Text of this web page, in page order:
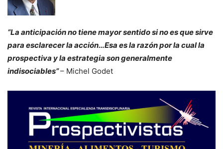
“La anticipación no tiene mayor sentido si no es que sirve
para esclarecer la acción…Esa es la razón por la cual la
prospectiva y la estrategia son generalmente
indisociables”– Michel Godet